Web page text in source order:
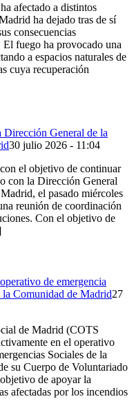
afectado a distintos
ha dejado tras de sí
consecuencias
El fuego ha provocado una
a espacios naturales de
cuya recuperación
General de la
30 julio 2026 - 11:04
el objetivo de continuar
con la Dirección General
el pasado miércoles
reunión de coordinación
Con el objetivo de
de emergencia
la Comunidad de Madrid27
de Madrid (COTS
en el operativo
Sociales de la
su Cuerpo de Voluntariado
de apoyar la
afectadas por los incendios